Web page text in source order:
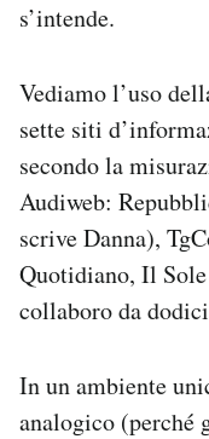
s’intende.
Vediamo l’uso
sette siti
secondo la
Audiweb:
scrive Danna),
Quotidiano, Il
collaboro da
In un ambiente
analogico